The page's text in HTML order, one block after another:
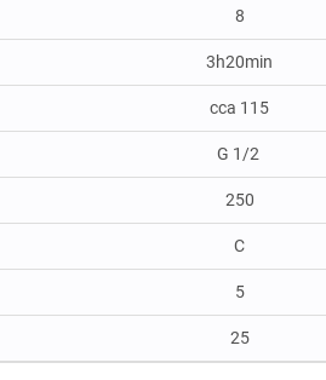
8
3h20min
cca 115
G 1/2
250
C
5
25